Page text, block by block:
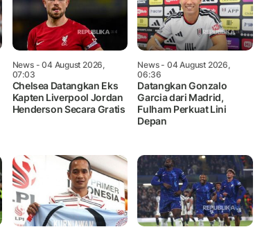
News- 04 August 2026,
07:03
Chelsea Datangkan Eks
Kapten Liverpool Jordan
Henderson Secara Gratis
News- 04 August 2026,
06:36
Datangkan Gonzalo
Garcia dari Madrid,
Fulham Perkuat Lini
Depan